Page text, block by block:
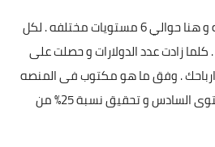
لكل مستوى نسبة خاصه به و هنا حوالي 6 مستويات مختلفه . لكل
زادت عدد الدولارات و حصلت على
. وفق ما هو مكتوب فى المنصه
تستطيع الوصول الى المستوى السادس و تحقيق نسبة 25% من